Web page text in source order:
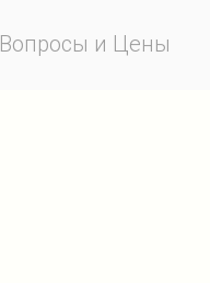
Вопросы и Цены